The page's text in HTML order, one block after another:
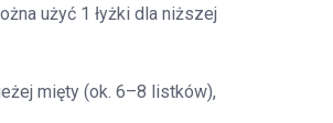
użyć 1 łyżki dla niższej
mięty (ok. 6–8 listków),